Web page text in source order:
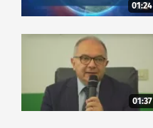
01:24
01:37